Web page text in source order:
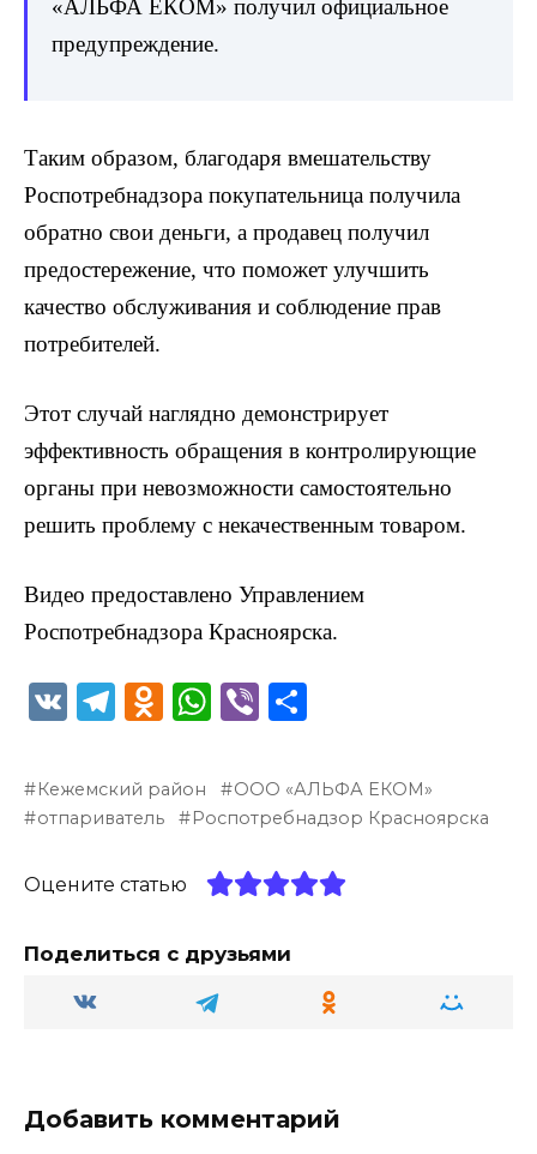
«АЛЬФА ЕКОМ» получил официальное
предупреждение.
Таким образом, благодаря вмешательству
Роспотребнадзора покупательница получила
обратно свои деньги, а продавец получил
предостережение, что поможет улучшить
качество обслуживания и соблюдение прав
потребителей.
Этот случай наглядно демонстрирует
эффективность обращения в контролирующие
органы при невозможности самостоятельно
решить проблему с некачественным товаром.
Видео предоставлено Управлением
Роспотребнадзора Красноярска.
V
T
e
g
m
O
n
o
a
ni
ki
W
a
ts
p
Vi
er п
р
в
ь
Кежемский район
ООО «АЛЬФА ЕКОМ»
отпариватель
Роспотребнадзор Красноярска
Оцените статью
Поделиться с друзьями
Добавить комментарий